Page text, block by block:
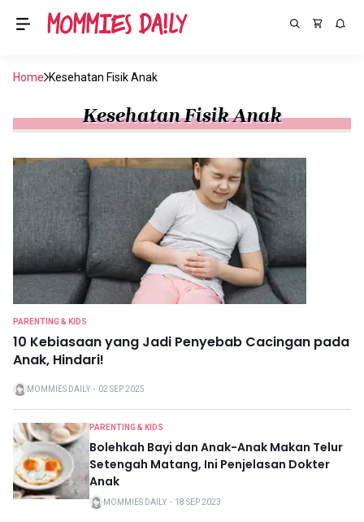
Home Kesehatan Fisik Anak
Kesehatan Fisik Anak
PARENTING & KIDS
10 Kebiasaan yang Jadi Penyebab Cacingan pada
Anak, Hindari!
MOMMIES DAILY ・ 02 SEP 2025
PARENTING & KIDS
Bolehkah Bayi dan Anak-Anak Makan Telur
Setengah Matang, Ini Penjelasan Dokter
Anak
MOMMIES DAILY ・ 18 SEP 2023